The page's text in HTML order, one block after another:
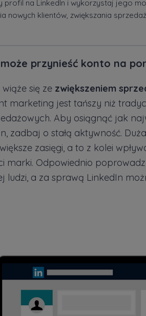
profil na LinkedIn i wykorzystaj jego
nowych klientów, zwiększania
przynieść konto na
się ze zwiększeniem
marketing jest tańszy niż
Aby osiągnąć jak
zadbaj o stałą aktywność.
zasięgi, a to z kolei
marki. Odpowiednio
ludzi, a za sprawą LinkedIn